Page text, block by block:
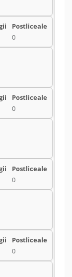
0
0
0
0